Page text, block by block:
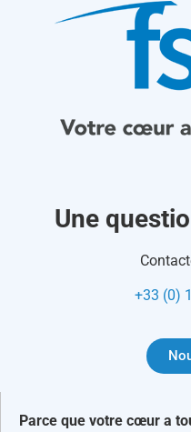
Une
+33 (0)
Parce que votre cœur a